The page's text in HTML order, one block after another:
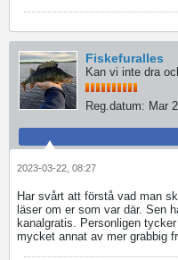
Fiskefuralles
Kan vi inte dra
Reg.datum: Mar
2023-03-22, 08:27
Har svårt att förstå vad man
läser om er som var där. Sen
kanalgratis. Personligen
mycket annat av mer grabbig